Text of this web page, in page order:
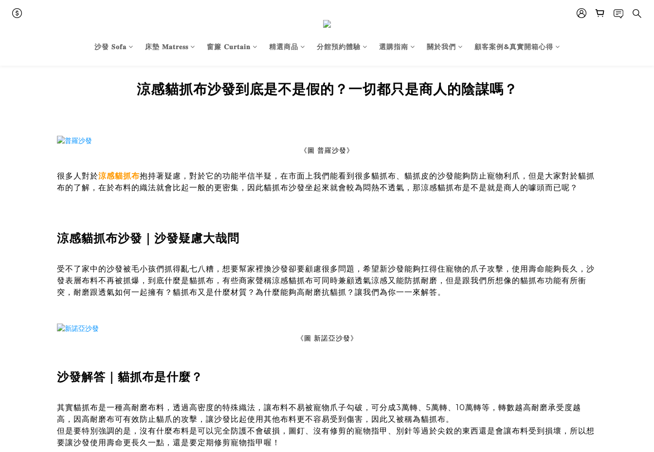
沙發 𝐒𝐨𝐟𝐚 床墊 𝐌𝐚𝐭𝐫𝐞𝐬𝐬 窗簾 𝐂𝐮𝐫𝐭𝐚𝐢𝐧 精選商品 分館預約體驗 選購指南 關於我們 顧客案例&真實開箱心得
涼感貓抓布沙發到底是不是假的？一切都只是商人的陰謀嗎？
《圖 普羅沙發》
很多人對於涼感貓抓布抱持著疑慮，對於它的功能半信半疑，在市面上我們能看到很多貓抓布、貓抓皮的沙發能夠防止寵物利爪，但是大家對於貓抓
布的了解，在於布料的織法就會比起一般的更密集，因此貓抓布沙發坐起來就會較為悶熱不透氣，那涼感貓抓布是不是就是商人的噱頭而已呢？
涼感貓抓布沙發｜沙發疑慮大哉問
受不了家中的沙發被毛小孩們抓得亂七八糟，想要幫家裡換沙發卻要顧慮很多問題，希望新沙發能夠扛得住寵物的爪子攻擊，使用壽命能夠長久，沙
發表層布料不再被抓爆，到底什麼是貓抓布，有些商家聲稱涼感貓抓布可同時兼顧透氣涼感又能防抓耐磨，但是跟我們所想像的貓抓布功能有所衝
突，耐磨跟透氣如何一起擁有？貓抓布又是什麼材質？為什麼能夠高耐磨抗貓抓？讓我們為你一一來解答。
《圖 新諾亞沙發》
沙發解答｜貓抓布是什麼？
其實貓抓布是一種高耐磨布料，透過高密度的特殊織法，讓布料不易被寵物爪子勾破，可分成3萬轉、5萬轉、10萬轉等，轉數越高耐磨承受度越
高，因高耐磨布可有效防止貓爪的攻擊，讓沙發比起使用其他布料更不容易受到傷害，因此又被稱為貓抓布。
但是要特別強調的是，沒有什麼布料是可以完全防護不會破損，圖釘、沒有修剪的寵物指甲、別針等過於尖銳的東西還是會讓布料受到損壞，所以想
要讓沙發使用壽命更長久一點，還是要定期修剪寵物指甲喔！